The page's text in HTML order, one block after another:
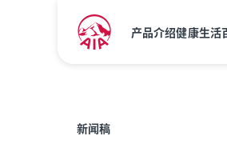
产品介绍健康生活
新闻稿